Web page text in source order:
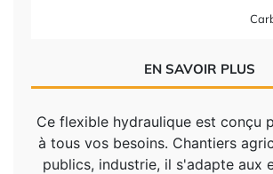
EN SAVOIR PLUS
Ce flexible hydraulique est conçu
à tous vos besoins. Chantiers
publics, industrie, il s'adapte aux